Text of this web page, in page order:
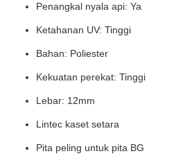
Penangkal nyala api: Ya
Ketahanan UV: Tinggi
Bahan: Poliester
Kekuatan perekat: Tinggi
Lebar: 12mm
Lintec kaset setara
Pita peling untuk pita BG